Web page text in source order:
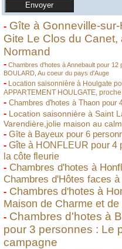
- Gîte à Gonneville-
Gite Le Clos du
Normand
- Chambres d'hotes à Annebault pour
BOULARD, Au coeur du pays d'Auge
- Location saisonnière à Houlgate
APPARTEMENT HOULGATE,
- Chambres d'hotes à Thaon pour
- Location saisonnière à Saint
Varendière,jolie maison au
- Gîte à Bayeux pour 6
- Gîte à HONFLEUR pour 4
la côte fleurie
- Chambres d'hotes à
Chambres d'Hôtes faces
- Chambres d'hotes à
Maison de Charme et
- Chambres d'hotes à
pour 3 personnes : Le
campagne